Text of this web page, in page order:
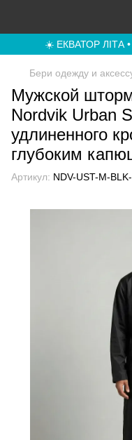
☀️ ЕКВАТОР ЛІТА •
Бери одежду и
Мужской
Nordvik Urban
удлиненного
глубоким
Артикул: NDV-UST-M-